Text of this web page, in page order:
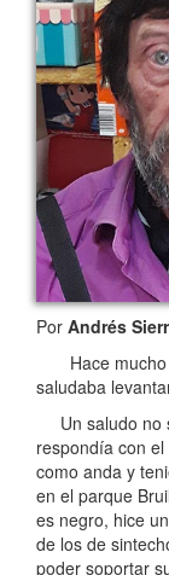
Por Andrés
Hace mucho
saludaba
Un saludo no
respondía con
como anda y
en el parque
es negro, hice
de los de
poder soportar